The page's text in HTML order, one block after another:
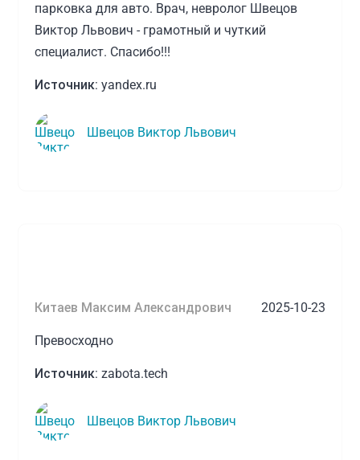
парковка для авто. Врач, невролог Швецов
Виктор Львович - грамотный и чуткий
специалист. Спасибо!!!
Источник: yandex.ru
Швецов Виктор Львович
Китаев Максим Александрович 2025-10-23
Превосходно
Источник: zabota.tech
Швецов Виктор Львович